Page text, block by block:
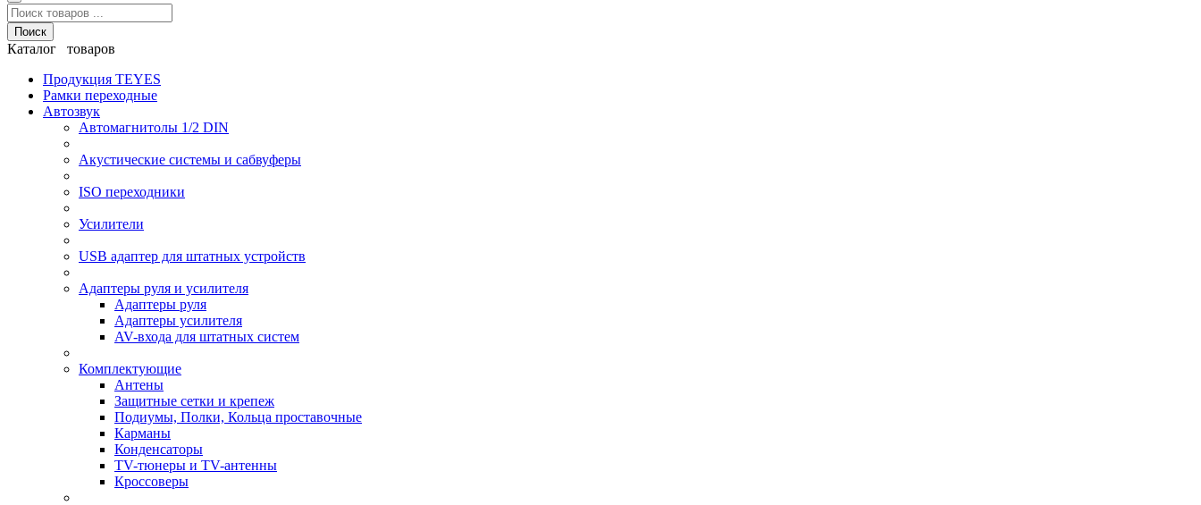
Поиск
Каталог товаров
Продукция TEYES
Рамки переходные
Автозвук
Автомагнитолы 1/2 DIN
Акустические системы и сабвуферы
ISO переходники
Усилители
USB адаптер для штатных устройств
Адаптеры руля и усилителя
Адаптеры руля
Адаптеры усилителя
AV-входа для штатных систем
Комплектующие
Антены
Защитные сетки и крепеж
Подиумы, Полки, Кольца проставочные
Карманы
Конденсаторы
TV-тюнеры и TV-антенны
Кроссоверы